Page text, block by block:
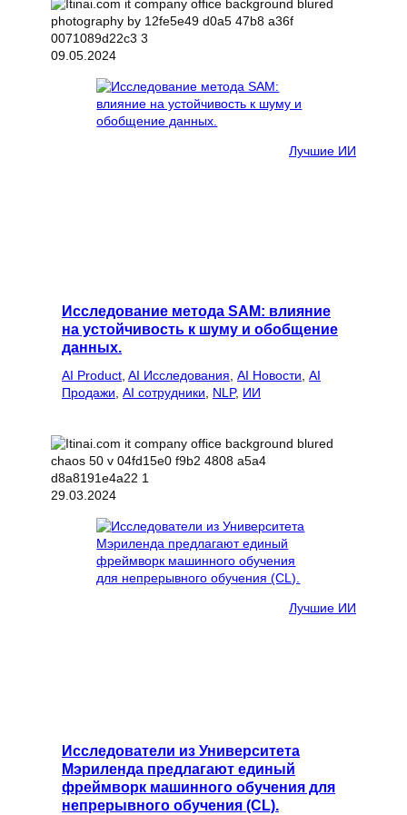
09.05.2024
Лучшие ИИ
Исследование метода SAM: влияние
на устойчивость к шуму и обобщение
данных.
AI Product, AI Исследования, AI Новости, AI
Продажи, AI сотрудники, NLP, ИИ
29.03.2024
Лучшие ИИ
Исследователи из Университета
Мэриленда предлагают единый
фреймворк машинного обучения для
непрерывного обучения (CL).